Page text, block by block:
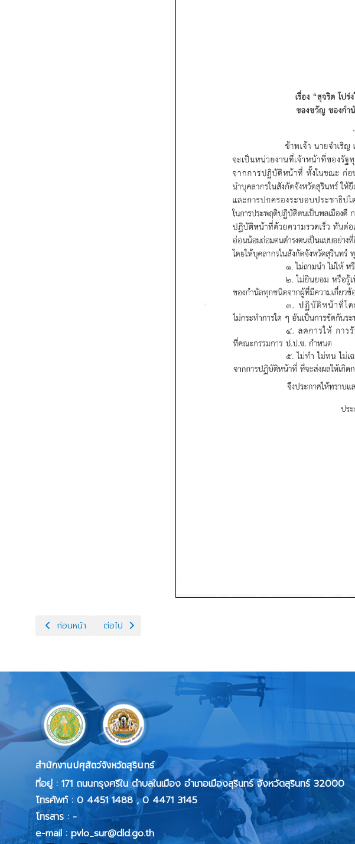
เนื้อหาก่อนหน้า: ประกาศจังหวัดสุรินทร์ เรื่อง กำหนดเขตท้องที่ทำการฉีดวัคซีนป้องกันโรค
ก่อนหน้า เนื้อหาถัดไป: สรุปสถานการณ์ประจำวันการช่วยเหลือผู้ประสบภัยด้านป
ต่อไป
สำนักงานปศุสัตว์จังหวัดสุรินทร์
ที่อยู่ :171 ถนนกรุงศรีใน ตำบลในเมือง อำเภอเมืองสุรินทร์ จังหวัดสุรินทร์ 32000
โทรศัพท์ :0 4451 1488 , 0 4471 3145
โทรสาร : -
e-mail : pvlo_sur@dld.go.th